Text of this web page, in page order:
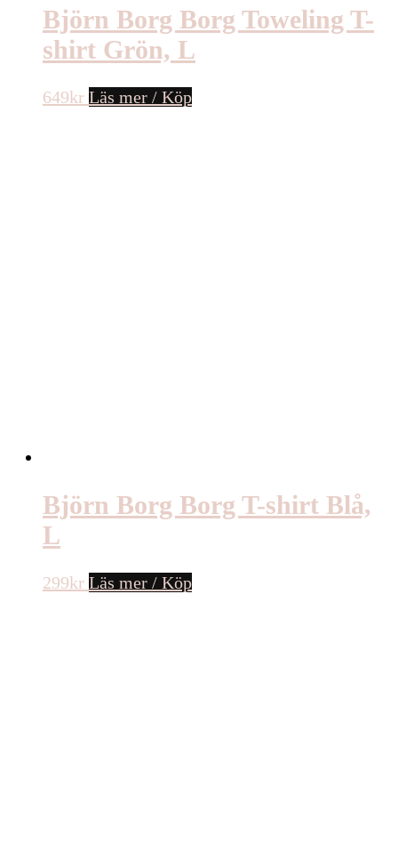
Björn Borg Borg Toweling T-
shirt Grön, L
649kr Läs mer / Köp
Björn Borg Borg T-shirt Blå,
L
299kr Läs mer / Köp